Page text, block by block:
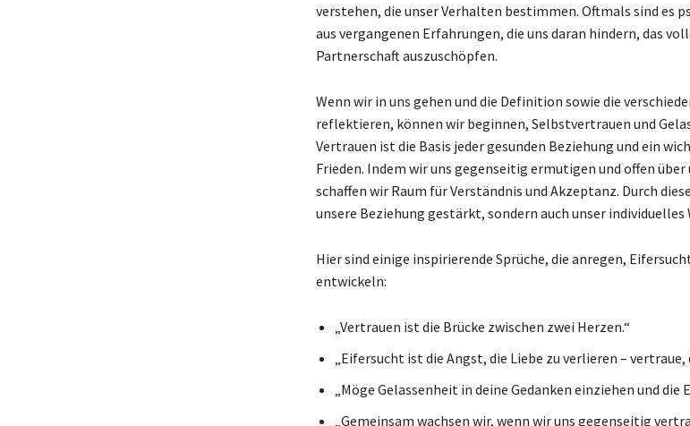
verstehen, die unser Verhalten bestimmen. Oftmals sind es
aus vergangenen Erfahrungen, die uns daran hindern, das
Partnerschaft auszuschöpfen.
Wenn wir in uns gehen und die Definition sowie die
reflektieren, können wir beginnen, Selbstvertrauen und
Vertrauen ist die Basis jeder gesunden Beziehung und ein
Frieden. Indem wir uns gegenseitig ermutigen und offen über
schaffen wir Raum für Verständnis und Akzeptanz. Durch
unsere Beziehung gestärkt, sondern auch unser
Hier sind einige inspirierende Sprüche, die anregen,
entwickeln:
„Vertrauen ist die Brücke zwischen zwei Herzen.“
„Eifersucht ist die Angst, die Liebe zu verlieren – vertraue,
„Möge Gelassenheit in deine Gedanken einziehen und
„Gemeinsam wachsen wir, wenn wir uns gegenseitig